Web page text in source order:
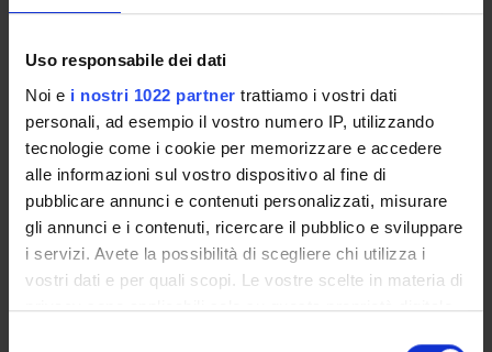
Uso responsabile dei dati
Noi e i nostri 1022 partner trattiamo i vostri dati
personali, ad esempio il vostro numero IP, utilizzando
tecnologie come i cookie per memorizzare e accedere
alle informazioni sul vostro dispositivo al fine di
pubblicare annunci e contenuti personalizzati, misurare
gli annunci e i contenuti, ricercare il pubblico e sviluppare
i servizi. Avete la possibilità di scegliere chi utilizza i
vostri dati e per quali scopi. Le vostre scelte in materia di
privacy sono applicabili solo su questa proprietà digitale
July 6, 2012
Last Modified:
November 1, 2022
Bibliographic citation:
Zamperini, Alessandra
Elites e committenze a Verona. Il
recupero dell'antico e la lezione di Mantegna,(Verona e il
valore perenne dell'antico. Introduzione di Loredana
Olivato),Osiride Rovereto,2010
Consulta la scheda completa presente nelrepository